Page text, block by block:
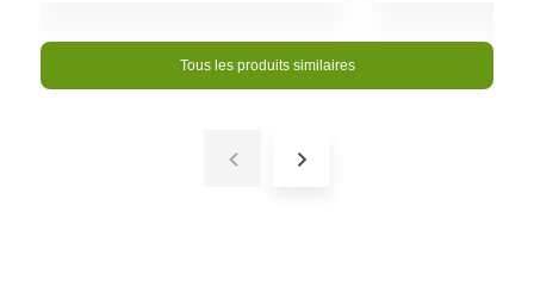
Tous les produits similaires